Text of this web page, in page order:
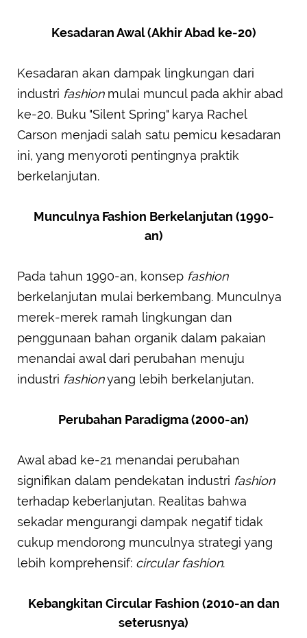
Kesadaran Awal (Akhir Abad ke-20)
Kesadaran akan dampak lingkungan dari
industri fashionmulai muncul pada akhir abad
ke-20. Buku "Silent Spring" karya Rachel
Carson menjadi salah satu pemicu kesadaran
ini, yang menyoroti pentingnya praktik
berkelanjutan.
Munculnya Fashion Berkelanjutan (1990-
an)
Pada tahun 1990-an, konsep fashion
berkelanjutan mulai berkembang. Munculnya
merek-merek ramah lingkungan dan
penggunaan bahan organik dalam pakaian
menandai awal dari perubahan menuju
industri fashionyang lebih berkelanjutan.
Perubahan Paradigma (2000-an)
Awal abad ke-21 menandai perubahan
signifikan dalam pendekatan industri fashion
terhadap keberlanjutan. Realitas bahwa
sekadar mengurangi dampak negatif tidak
cukup mendorong munculnya strategi yang
lebih komprehensif: circular fashion.
Kebangkitan Circular Fashion (2010-an dan
seterusnya)